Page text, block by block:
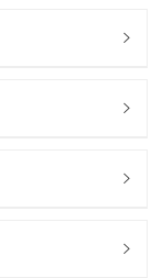



